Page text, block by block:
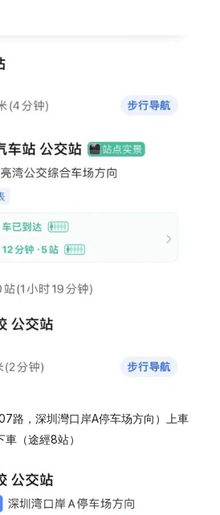
路，深圳灣口岸A停车场方向）上車
（途經8站）